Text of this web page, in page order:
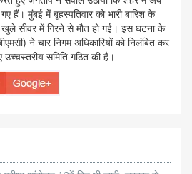
हैं। मुंबई में बृहस्पतिवार को भारी बारिश के
खुले सीवर में गिरने से मौत हो गई। इस घटना के
ने चार निगम अधिकारियों को निलंबित कर
समिति गठित की है।